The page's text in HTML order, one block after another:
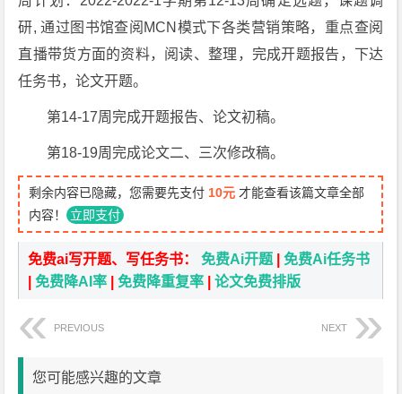
研, 通过图书馆查阅MCN模式下各类营销策略，重点查阅
直播带货方面的资料，阅读、整理，完成开题报告，下达
任务书，论文开题。
第14-17周完成开题报告、论文初稿。
第18-19周完成论文二、三次修改稿。
剩余内容已隐藏，您需要先支付 10元 才能查看该篇文章全部
内容！ 立即支付
免费ai写开题、写任务书：免费Ai开题 |免费Ai任务书
|免费降AI率 |免费降重复率 |论文免费排版
PREVIOUS NEXT
您可能感兴趣的文章